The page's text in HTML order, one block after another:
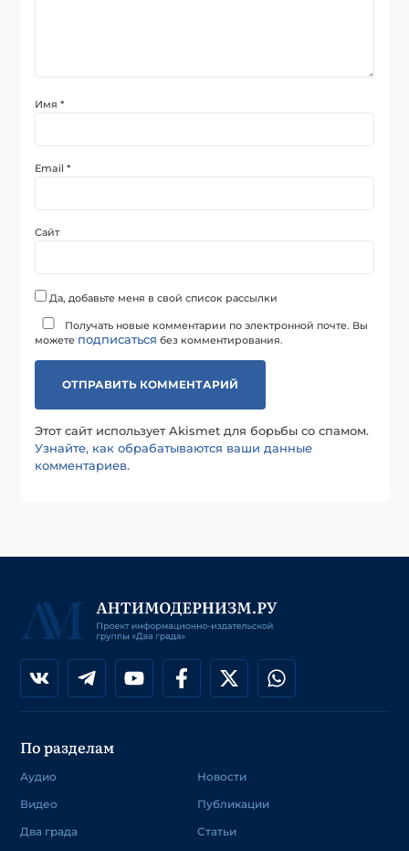
Имя*
Email*
Сайт
Да, добавьте меня в свой список рассылки
Получать новые комментарии по электронной почте. Вы
можете подписаться без комментирования.
Этот сайт использует Akismet для борьбы со спамом.
Узнайте, как обрабатываются ваши данные
комментариев.
По разделам
Аудио
Видео
Два града
Новости
Публикации
Статьи